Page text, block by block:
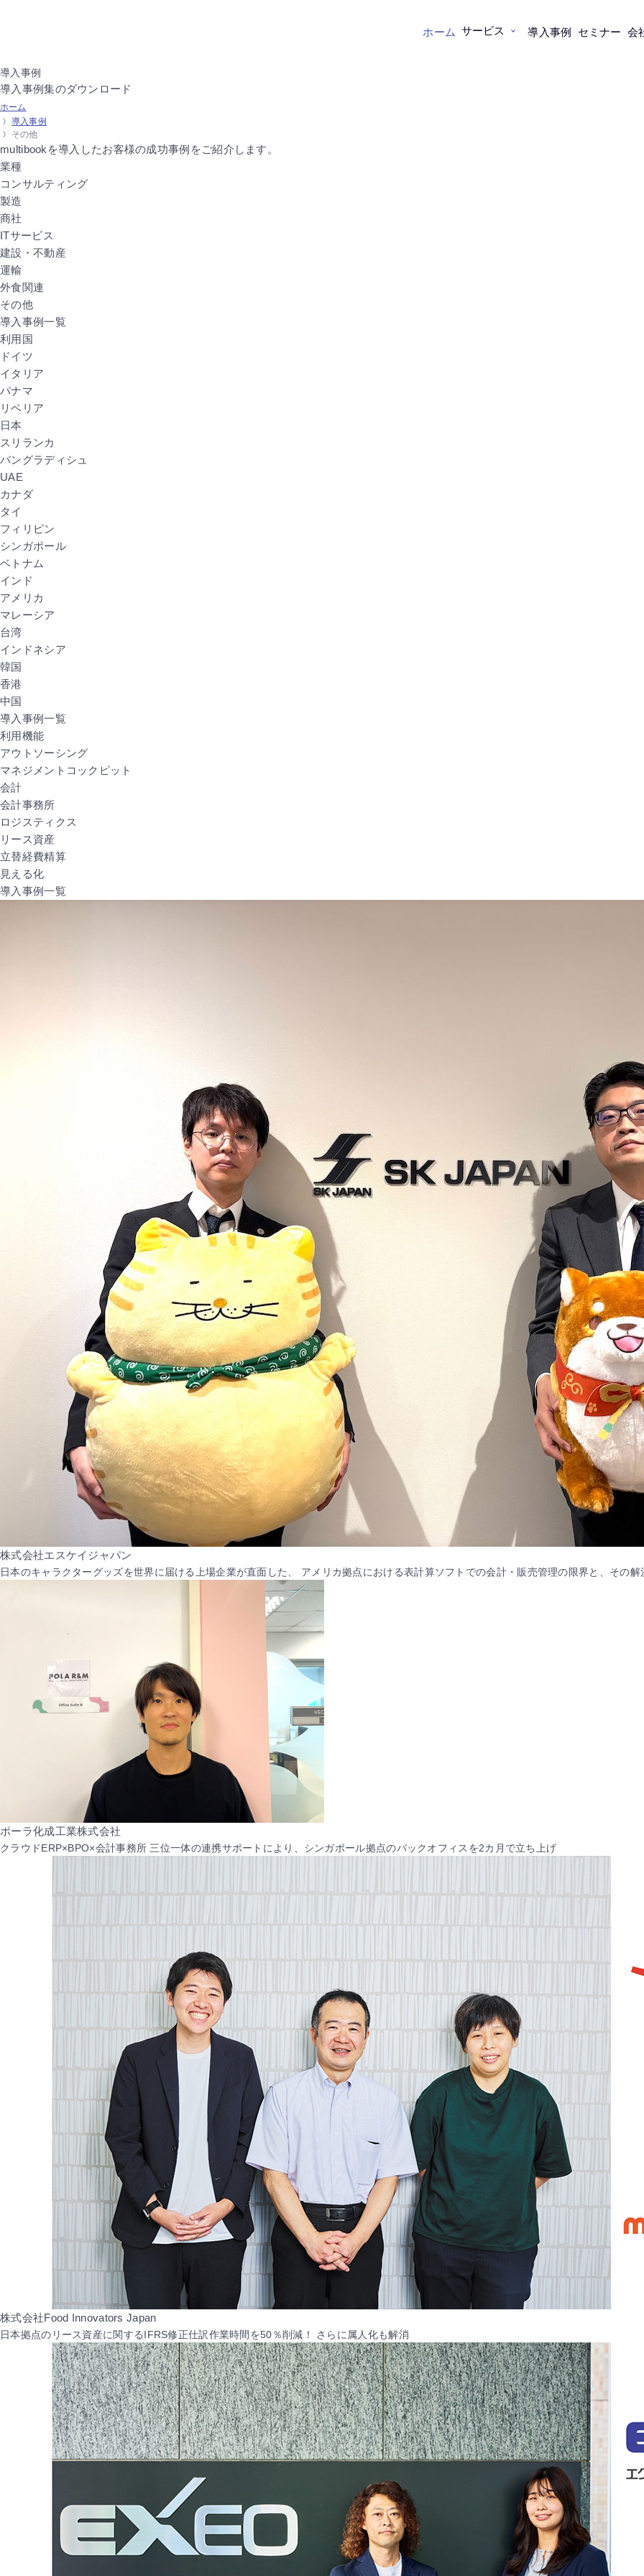
ホーム サービス 導入事例 セミナー 会
導入事例
導入事例集のダウンロード
ホーム
導入事例
その他
multibookを導入したお客様の成功事例をご紹介します。
業種
コンサルティング
製造
商社
ITサービス
建設・不動産
運輸
外食関連
その他
導入事例一覧
利用国
ドイツ
イタリア
パナマ
リベリア
日本
スリランカ
バングラディシュ
UAE
カナダ
タイ
フィリピン
シンガポール
ベトナム
インド
アメリカ
マレーシア
台湾
インドネシア
韓国
香港
中国
導入事例一覧
利用機能
アウトソーシング
マネジメントコックピット
会計
会計事務所
ロジスティクス
リース資産
立替経費精算
見える化
導入事例一覧
株式会社エスケイジャパン
日本のキャラクターグッズを世界に届ける上場企業が直面した、 アメリカ拠点における表計算ソフトでの会計・販売管理の限界と、その解
ポーラ化成工業株式会社
クラウドERP×BPO×会計事務所 三位一体の連携サポートにより、シンガポール拠点のバックオフィスを2カ月で立ち上げ
株式会社Food Innovators Japan
日本拠点のリース資産に関するIFRS修正仕訳作業時間を50％削減！ さらに属人化も解消